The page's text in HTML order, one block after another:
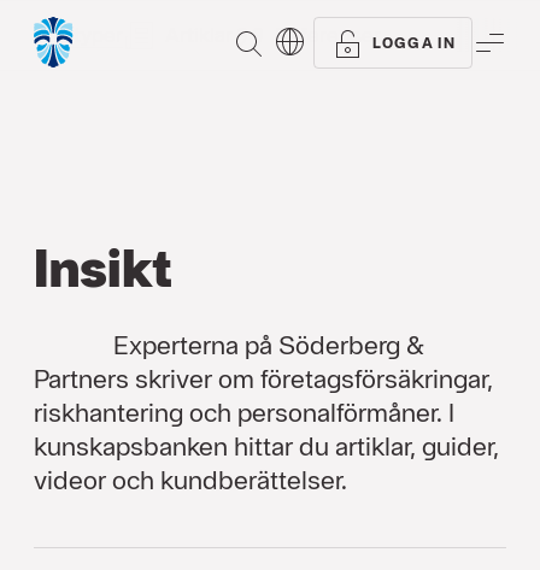
SÖK LOGGA IN
Alla typer Referenser
Insikt
Experterna på Söderberg &
Partners skriver om företagsförsäkringar,
riskhantering och personalförmåner. I
kunskapsbanken hittar du artiklar, guider,
videor och kundberättelser.